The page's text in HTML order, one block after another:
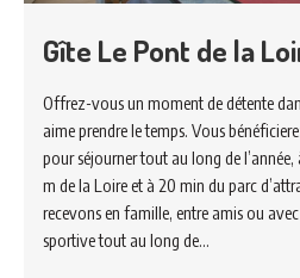
Gîte Le Pont de la
Offrez-vous un moment de détente
aime prendre le temps. Vous
pour séjourner tout au long de
m de la Loire et à 20 min du parc
recevons en famille, entre amis ou
sportive tout au long de…